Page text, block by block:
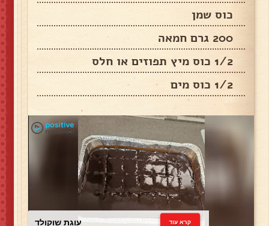
כוס שמן
200 גרם חמאה
1/2 כוס מיץ תפוזים או חלס
1/2 כוס מים
עוגת שוקולד קרא עוד